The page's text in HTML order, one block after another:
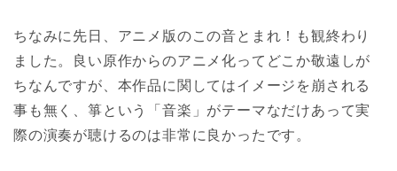
ちなみに先日、アニメ版のこの音とまれ！も観終わり
ました。良い原作からのアニメ化ってどこか敬遠しが
ちなんですが、本作品に関してはイメージを崩される
事も無く、箏という「音楽」がテーマなだけあって実
際の演奏が聴けるのは非常に良かったです。